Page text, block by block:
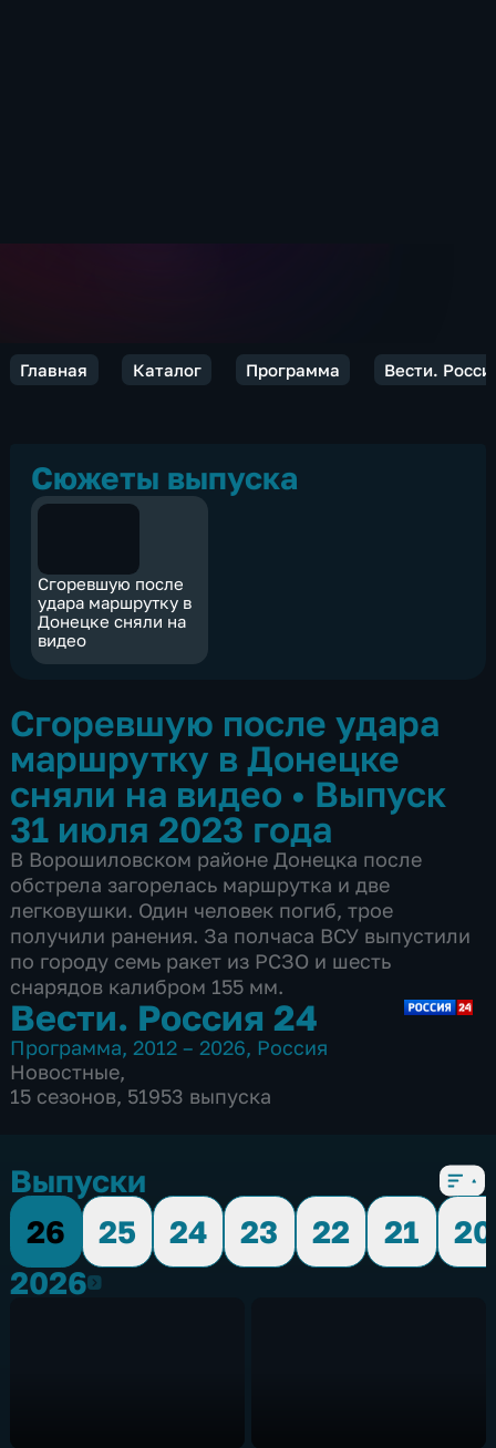
Главная Каталог Программа Вести.
Сюжеты выпуска
Сгоревшую после
удара маршрутку в
Донецке сняли на
видео
Сгоревшую после удара
маршрутку в Донецке
сняли на видео • Выпуск
31 июля 2023 года
В Ворошиловском районе Донецка после
обстрела загорелась маршрутка и две
легковушки. Один человек погиб, трое
получили ранения. За полчаса ВСУ выпустили
по городу семь ракет из РСЗО и шесть
снарядов калибром 155 мм.
Вести. Россия 24
Программа, 2012 – 2026, Россия
Новостные,
15 сезонов, 51953 выпуска
Выпуски
26
25 24 23 22 21
20
20262026